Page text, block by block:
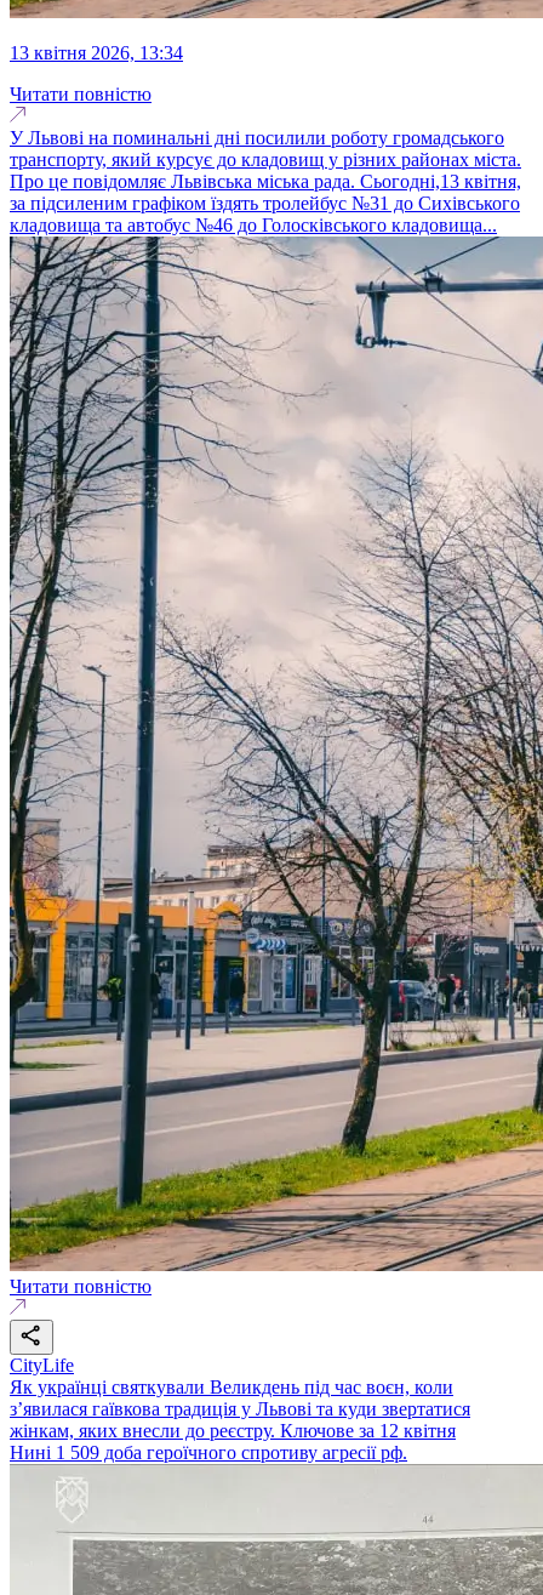
13 квітня 2026, 13:34
Читати повністю
У Львові на поминальні дні посилили роботу громадського
транспорту, який курсує до кладовищ у різних районах міста.
Про це повідомляє Львівська міська рада. Сьогодні,13 квітня,
за підсиленим графіком їздять тролейбус №31 до Сихівського
кладовища та автобус №46 до Голосківського кладовища...
Читати повністю
CityLife
Як українці святкували Великдень під час воєн, коли
з’явилася гаївкова традиція у Львові та куди звертатися
жінкам, яких внесли до реєстру. Ключове за 12 квітня
Нині 1 509 доба героїчного спротиву агресії рф.